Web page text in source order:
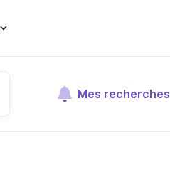
Mes recherches